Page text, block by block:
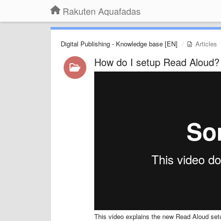
Rakuten Aquafadas
Digital Publishing - Knowledge base [EN] Articles
How do I setup Read Aloud?
This video explains the new Read Aloud